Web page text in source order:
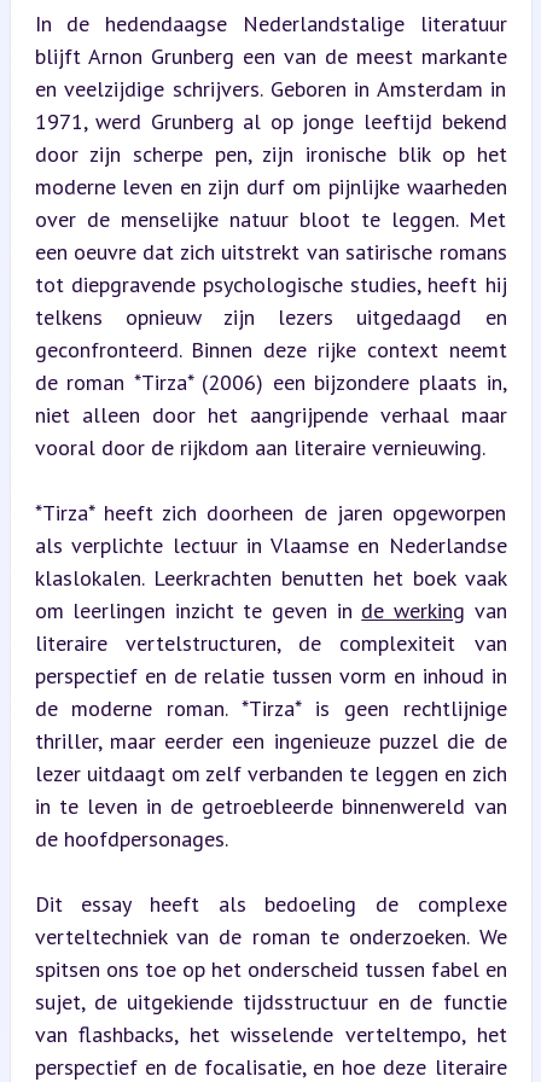
In de hedendaagse Nederlandstalige literatuur
blijft Arnon Grunberg een van de meest markante
en veelzijdige schrijvers. Geboren in Amsterdam in
1971, werd Grunberg al op jonge leeftijd bekend
door zijn scherpe pen, zijn ironische blik op het
moderne leven en zijn durf om pijnlijke waarheden
over de menselijke natuur bloot te leggen. Met
een oeuvre dat zich uitstrekt van satirische romans
tot diepgravende psychologische studies, heeft hij
telkens opnieuw zijn lezers uitgedaagd en
geconfronteerd. Binnen deze rijke context neemt
de roman *Tirza* (2006) een bijzondere plaats in,
niet alleen door het aangrijpende verhaal maar
vooral door de rijkdom aan literaire vernieuwing.
*Tirza* heeft zich doorheen de jaren opgeworpen
als verplichte lectuur in Vlaamse en Nederlandse
klaslokalen. Leerkrachten benutten het boek vaak
om leerlingen inzicht te geven in de werking van
literaire vertelstructuren, de complexiteit van
perspectief en de relatie tussen vorm en inhoud in
de moderne roman. *Tirza* is geen rechtlijnige
thriller, maar eerder een ingenieuze puzzel die de
lezer uitdaagt om zelf verbanden te leggen en zich
in te leven in de getroebleerde binnenwereld van
de hoofdpersonages.
Dit essay heeft als bedoeling de complexe
verteltechniek van de roman te onderzoeken. We
spitsen ons toe op het onderscheid tussen fabel en
sujet, de uitgekiende tijdsstructuur en de functie
van flashbacks, het wisselende verteltempo, het
perspectief en de focalisatie, en hoe deze literaire